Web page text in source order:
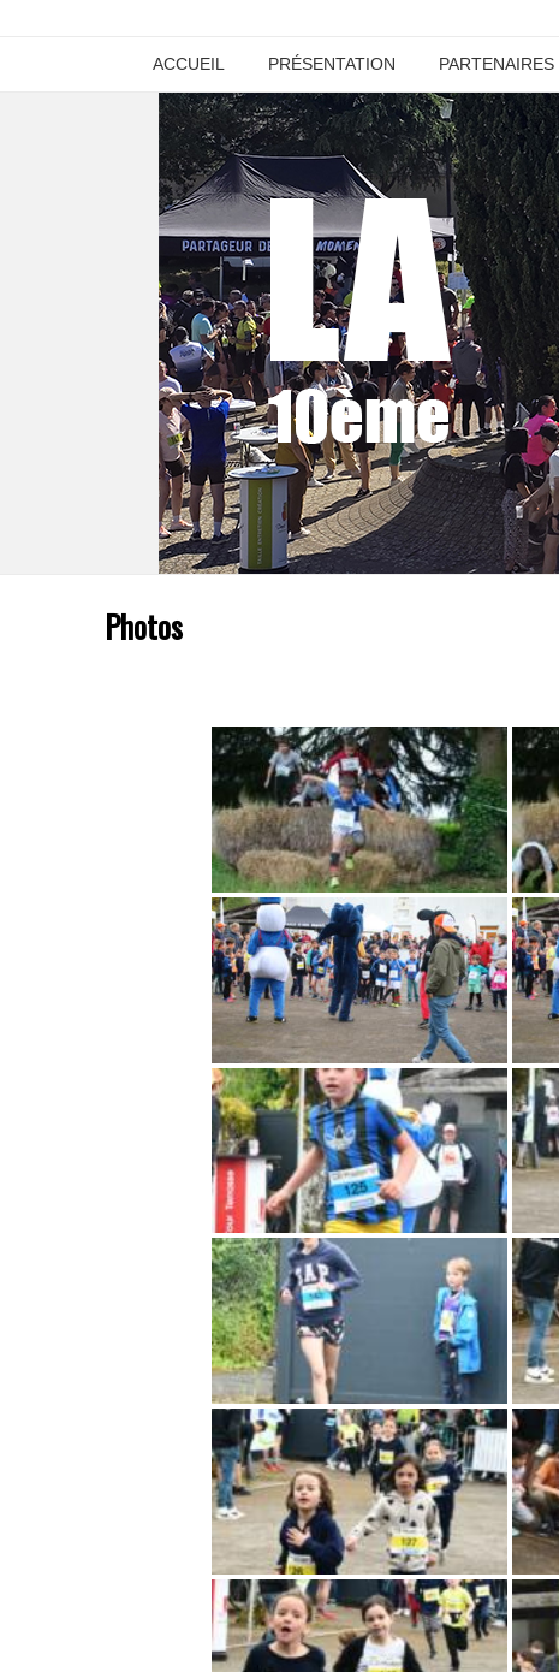
ACCUEIL PRÉSENTATION PARTENAIRES
Photos